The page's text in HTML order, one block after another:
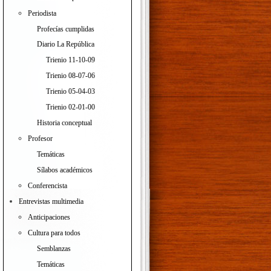
Periodista
Profecías cumplidas
Diario La República
Trienio 11-10-09
Trienio 08-07-06
Trienio 05-04-03
Trienio 02-01-00
Historia conceptual
Profesor
Temáticas
Sílabos académicos
Conferencista
Entrevistas multimedia
Anticipaciones
Cultura para todos
Semblanzas
Temáticas